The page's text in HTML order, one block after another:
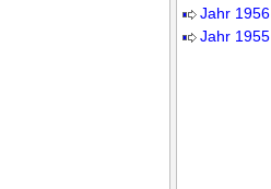
Jahr 1956
Jahr 1955